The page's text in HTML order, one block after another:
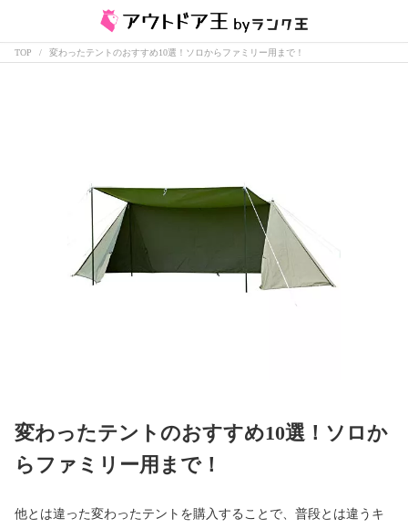
TOP 変わったテントのおすすめ10選！ソロからファミリー用まで！
変わったテントのおすすめ10選！ソロか
らファミリー用まで！
他とは違った変わったテントを購入することで、普段とは違うキ